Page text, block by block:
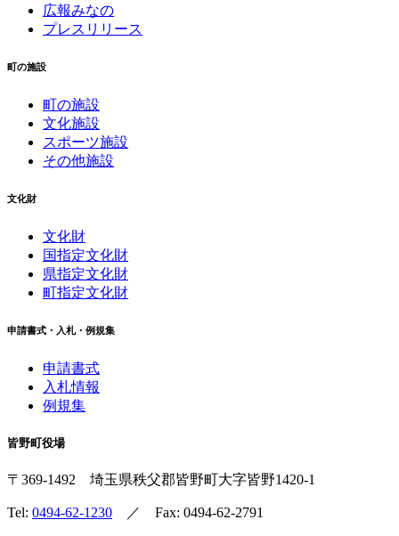
広報みなの
プレスリリース
町の施設
町の施設
文化施設
スポーツ施設
その他施設
文化財
文化財
国指定文化財
県指定文化財
町指定文化財
申請書式・入札・例規集
申請書式
入札情報
例規集
皆野町役場
〒369-1492 埼玉県秩父郡皆野町 大字皆野1420-1
Tel: 0494-62-1230 ／ Fax: 0494-62-2791